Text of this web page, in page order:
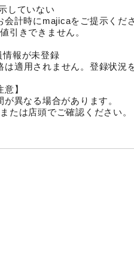
していない
計時にmajicaをご提示くださ
引きできません。
報が未登録
適用されません。登録状況
意】
異なる場合があります。
たは店頭でご確認ください。